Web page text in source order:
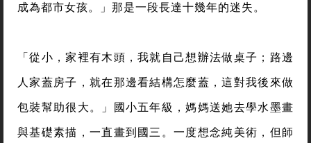
成為都市女孩。」那是一段長達十幾年的迷失。
「從小，家裡有木頭，我就自己想辦法做桌子；路邊
人家蓋房子，就在那邊看結構怎麼蓋，這對我後來做
包裝幫助很大。」國小五年級，媽媽送她去學水墨畫
與基礎素描，一直畫到國三。一度想念純美術，但師